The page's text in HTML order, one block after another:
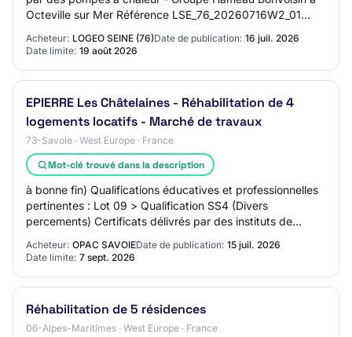
Octeville sur Mer Référence LSE_76_20260716W2_01
Type de marché / Type de prestation Public (Au…
Acheteur: LOGEO SEINE (76)Date de publication: 16 juil. 2026
Date limite: 19 août 2026
EPIERRE Les Châtelaines - Réhabilitation de 4
logements locatifs - Marché de travaux
73-Savoie · West Europe · France
Mot-clé trouvé dans la description
à bonne fin) Qualifications éducatives et professionnelles
pertinentes : Lot 09 > Qualification SS4 (Divers
percements) Certificats délivrés par des instituts de
Acheteur: OPAC SAVOIEDate de publication: 15 juil. 2026
Date limite: 7 sept. 2026
Réhabilitation de 5 résidences
06-Alpes-Maritimes · West Europe · France